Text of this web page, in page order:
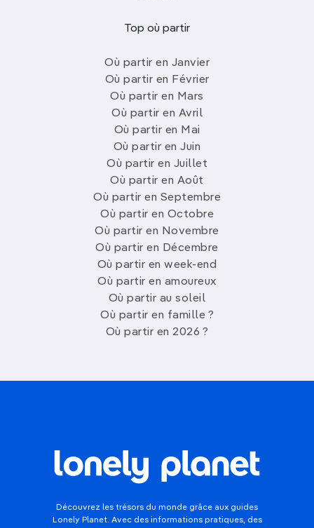
Top où partir
Où partir en Janvier
Où partir en Février
Où partir en Mars
Où partir en Avril
Où partir en Mai
Où partir en Juin
Où partir en Juillet
Où partir en Août
Où partir en Septembre
Où partir en Octobre
Où partir en Novembre
Où partir en Décembre
Où partir en week-end
Où partir en amoureux
Où partir au soleil
Où partir en famille ?
Où partir en 2026 ?
Découvrez les trésors du monde grâce aux guides
Lonely Planet. Avec des informations pratiques, des